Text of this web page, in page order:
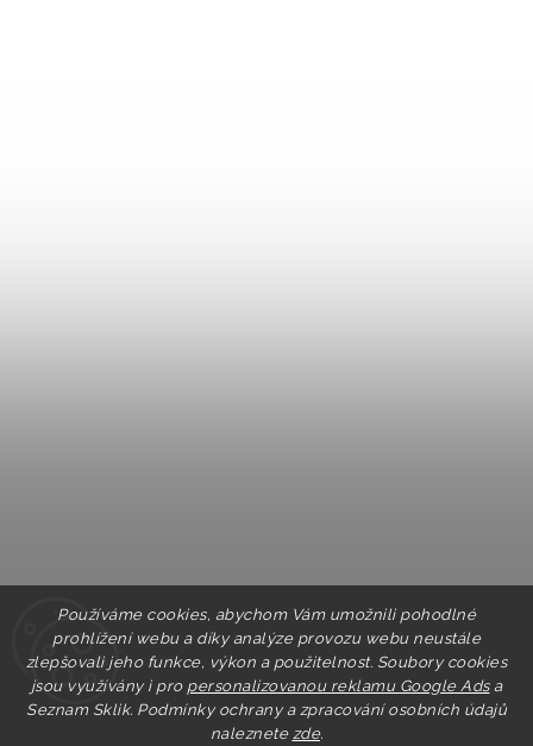
Používáme cookies, abychom Vám umožnili pohodlné
prohlížení webu a díky analýze provozu webu neustále
zlepšovali jeho funkce, výkon a použitelnost. Soubory cookies
jsou využívány i pro personalizovanou reklamu Google Adsa
Seznam Sklik. Podmínky ochrany a zpracování osobních údajů
naleznete zde.